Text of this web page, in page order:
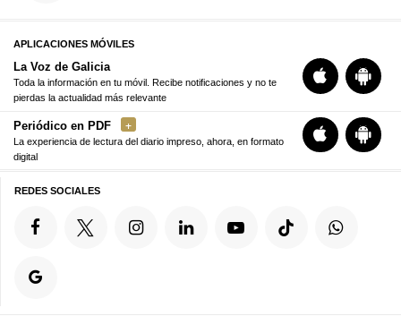
APLICACIONES MÓVILES
La Voz de Galicia
Toda la información en tu móvil. Recibe notificaciones y no te
pierdas la actualidad más relevante
Periódico en PDF
La experiencia de lectura del diario impreso, ahora, en formato
digital
REDES SOCIALES